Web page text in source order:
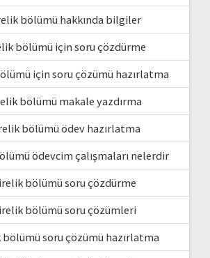
bölümü hakkında bilgiler
bölümü için soru çözdürme
için soru çözümü hazırlatma
bölümü makale yazdırma
bölümü ödev hazırlatma
ödevcim çalışmaları nelerdir
bölümü soru çözdürme
bölümü soru çözümleri
soru çözümü hazırlatma